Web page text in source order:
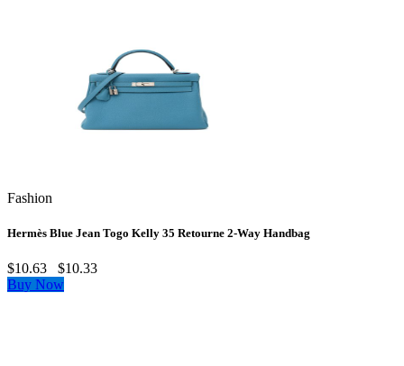
Fashion
Hermès Blue Jean Togo Kelly 35 Retourne 2‑Way Handbag
$10.63
$10.33
Buy Now